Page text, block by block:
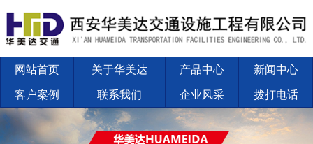
网站首页 关于华美达 产品中心 新闻中心
客户案例 联系我们 企业风采 拨打电话